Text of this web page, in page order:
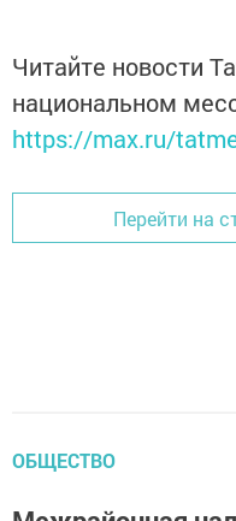
Читайте новости
национальном
https://max.ru/
Перейти на
ОБЩЕСТВО